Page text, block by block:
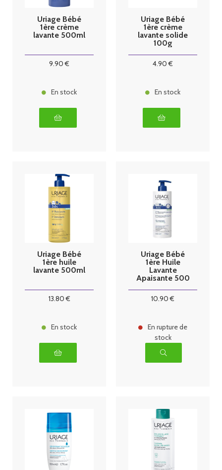
Uriage Bébé
1ère crème
lavante 500ml
9.90 €
En stock
Uriage Bébé
1ère crème
lavante solide
100g
4.90 €
En stock
Uriage Bébé
1ère huile
lavante 500ml
13.80€
En stock
Uriage Bébé
1ère Huile
Lavante
Apaisante 500
10.90 €
En rupture de
stock